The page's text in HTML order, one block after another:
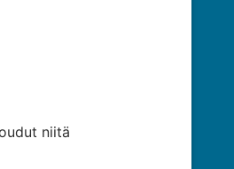
niitä